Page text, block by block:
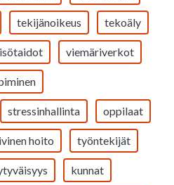
tekijänoikeus tekoäly
viemäriverkot
stressinhallinta oppilaat
hoito työntekijät
kunnat